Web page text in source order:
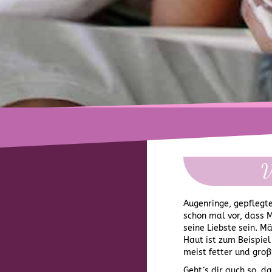
Augenringe,
schon mal vor, dass
seine Liebste sein.
Haut ist zum
meist fetter und